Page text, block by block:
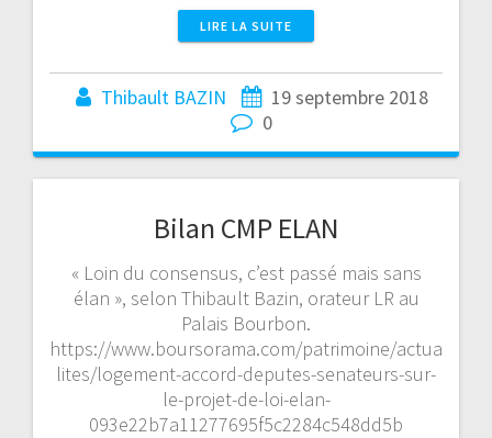
LIRE LA SUITE
Thibault BAZIN
19 septembre 2018
0
Bilan CMP ELAN
« Loin du consensus, c’est passé mais sans
élan », selon Thibault Bazin, orateur LR au
Palais Bourbon.
https://www.boursorama.com/patrimoine/actua
lites/logement-accord-deputes-senateurs-sur-
le-projet-de-loi-elan-
093e22b7a11277695f5c2284c548dd5b